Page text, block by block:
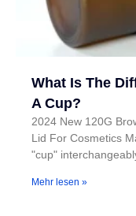
What Is The
A Cup?
2024 New 120G
Lid For Cosmetics
"cup"
Mehr lesen »